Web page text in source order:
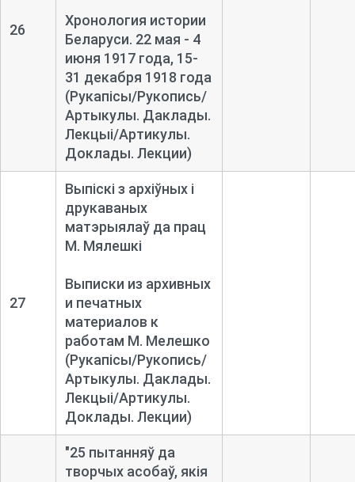
26
Хронология истории
Беларуси. 22 мая - 4
июня 1917 года, 15-
31 декабря 1918 года
(Рукапісы/Рукопись/
Артыкулы. Даклады.
Лекцыі/Артикулы.
Доклады. Лекции)
27
Выпіскі з архіўных і
друкаваных
матэрыялаў да прац
М. Мялешкі
Выписки из архивных
и печатных
материалов к
работам М. Мелешко
(Рукапісы/Рукопись/
Артыкулы. Даклады.
Лекцыі/Артикулы.
Доклады. Лекции)
"25 пытанняў да
творчых асобаў, якія